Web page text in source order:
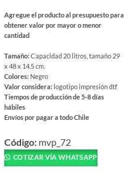
Agregue el producto al presupuesto para
obtener valor por mayor o menor
cantidad
Tamaño:Capacidad 20 litros, tamaño 29
x 48 x 14.5 cm.
Colores: Negro
Valor considera: logotipo impresión dtf
Tiempos de producción de 5-8 días
hábiles
Envíos por pagar a todo Chile
producto
tiene
múltiples
Código: mvp_72
COTIZAR VÍA WHATSAPP